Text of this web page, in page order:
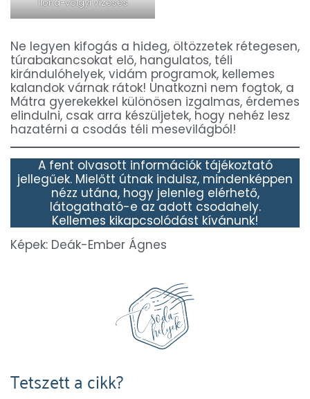
Ne legyen kifogás a hideg, öltözzetek rétegesen,
túrabakancsokat elő, hangulatos, téli
kirándulóhelyek, vidám programok, kellemes
kalandok várnak rátok! Unatkozni nem fogtok, a
Mátra gyerekekkel különösen izgalmas, érdemes
elindulni, csak arra készüljetek, hogy nehéz lesz
hazatérni a csodás téli mesevilágból!
A fent olvasott információk tájékoztató
jellegűek. Mielőtt útnak indulsz, mindenképpen
nézz utána, hogy jelenleg elérhető,
látogatható-e az adott csodahely.
Kellemes kikapcsolódást kívánunk!
Képek: Deák-Ember Ágnes
Tetszett a cikk?